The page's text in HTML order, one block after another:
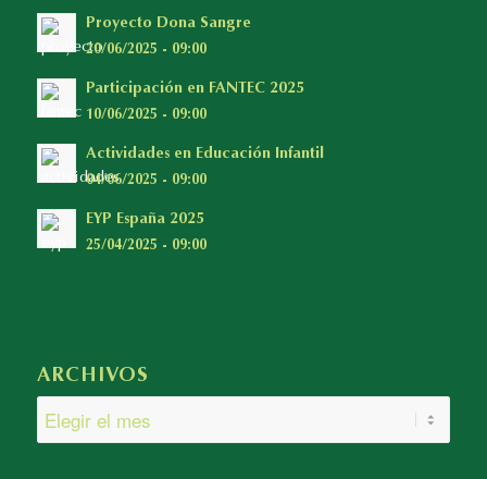
Proyecto Dona Sangre
20/06/2025 - 09:00
Participación en FANTEC 2025
10/06/2025 - 09:00
Actividades en Educación Infantil
04/06/2025 - 09:00
EYP España 2025
25/04/2025 - 09:00
ARCHIVOS